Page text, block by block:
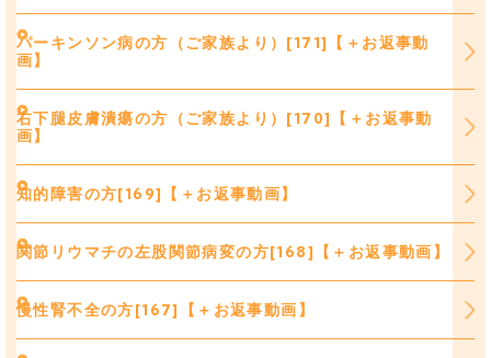
パーキンソン病の方（ご家族より）[171]【＋お返事動
画】
右下腿皮膚潰瘍の方（ご家族より）[170]【＋お返事動
画】
知的障害の方[169]【＋お返事動画】
関節リウマチの左股関節病変の方[168]【＋お返事動画】
慢性腎不全の方[167]【＋お返事動画】